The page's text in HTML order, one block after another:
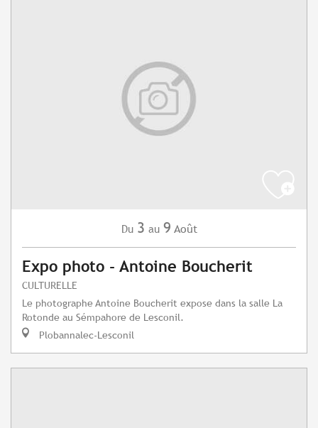
Du 3 au 9 Août
Expo photo - Antoine Boucherit
CULTURELLE
Le photographe Antoine Boucherit expose dans la salle La
Rotonde au Sémpahore de Lesconil.
Plobannalec-Lesconil